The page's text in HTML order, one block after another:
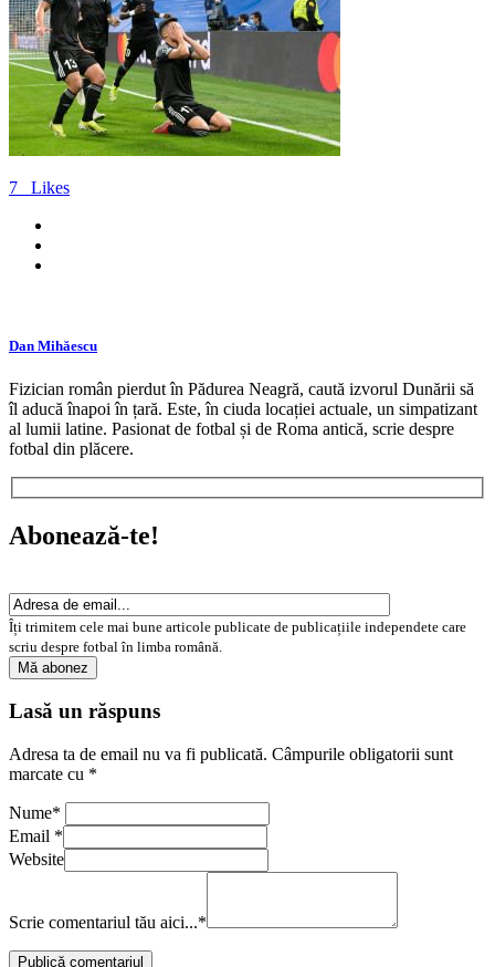
7 Likes
Dan Mihăescu
Fizician român pierdut în Pădurea Neagră, caută izvorul Dunării să
îl aducă înapoi în țară. Este, în ciuda locației actuale, un simpatizant
al lumii latine. Pasionat de fotbal și de Roma antică, scrie despre
fotbal din plăcere.
Abonează-te!
Îți trimitem cele mai bune articole publicate de publicațiile independete care
scriu despre fotbal în limba română.
Lasă un răspuns
Adresa ta de email nu va fi publicată. Câmpurile obligatorii sunt
marcate cu *
Nume*
Email *
Website
Scrie comentariul tău aici...*